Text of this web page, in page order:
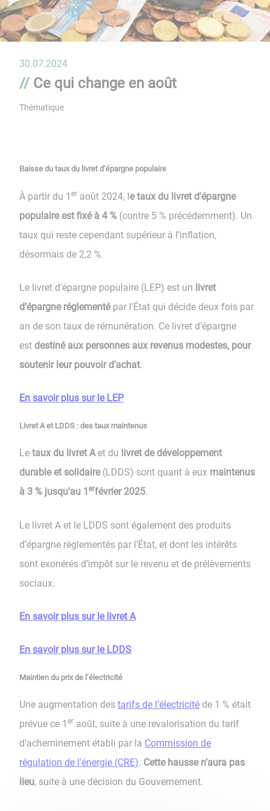
30.07.2024
Ce qui change en août
Thématique
Baisse du taux du livret d’épargne populaire
À partir du 1 er août 2024, le taux du livret d'épargne
populaire est fixé à 4 % (contre 5 % précédemment). Un
taux qui reste cependant supérieur à l’inflation,
désormais de 2,2 %.
Le livret d'épargne populaire (LEP) est un livret
d’épargne réglementépar l'État qui décide deux fois par
an de son taux de rémunération. Ce livret d’épargne
est destiné aux personnes aux revenus modestes, pour
soutenir leur pouvoir d’achat.
En savoir plus sur le LEP
Livret A et LDDS : des taux maintenus
Le taux du livret Aet du livret de développement
durable et solidaire(LDDS) sont quant à eux maintenus
à 3 % jusqu'au 1 erfévrier 2025.
Le livret A et le LDDS sont également des produits
d’épargne réglementés par l’État, et dont les intérêts
sont exonérés d’impôt sur le revenu et de prélèvements
sociaux.
En savoir plus sur le livret A
En savoir plus sur le LDDS
Maintien du prix de l’électricité
Une augmentation des tarifs de l’électricité de 1 % était
prévue ce 1 er août, suite à une revalorisation du tarif
d’acheminement établi par la Commission de
régulation de l'énergie (CRE). Cette hausse n’aura pas
lieu, suite à une décision du Gouvernement.